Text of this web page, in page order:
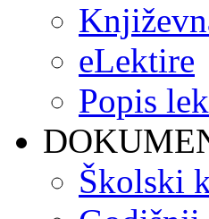
eLektire
Popis
Školski